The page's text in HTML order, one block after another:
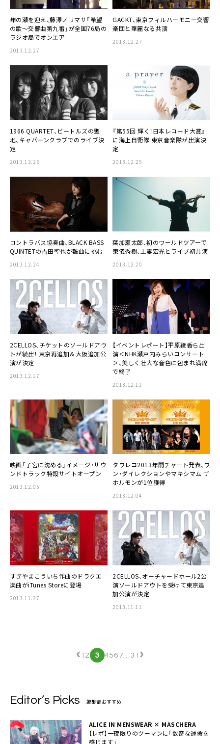
年の瀬を迎え、藤澤ノリマサ「希望
の歌～交響曲第九番」が全国76局の
ラジオ局でオンエア
2013.12.27
GACKT、東京フィルハーモニー交響
楽団と華麗なる共演
2013.12.27
1966 QUARTET、ビートルズの聖
地、キャバーンクラブでのライブ決
定
2013.12.26
『第55回 輝く！日本レコード大賞』
に海上自衛隊 東京音楽隊が出演決
定
2013.12.25
コントラバス協奏曲、 BLACK BASS
QUINTETの吉田聖也が難曲に挑む
2013.12.24
葉加瀬太郎、初のワールドツアーで
東儀秀樹、上妻宏光とライブ初共演
2013.12.20
2CELLOS、チケットのソールドアウ
トが続出！ 東京再追加＆大阪追加公
演が決定
2013.12.17
【イベントレポート】平原綾香ら出
演＜NHK瀬戸内みらいコンサート
＞、美しく壮大な音色に包まれ満席
で終了
2013.12.11
映画「子宮に沈める 」イメージ・サウ
ンドトラック特設サイトオープン
2013.12.05
タワレコ2013年間チャート発表、 ワ
ン・ダイレクションやマキシマム ザ
ホルモンが1位獲得
2013.12.04
すぎやまこういち作曲のドラクエ
楽曲がiTunes Storeに登場
2013.11.27
2CELLOS、オーチャードホール2公
演ソールドアウトを受けて東京追
加公演が決定
2013.11.11
‹1 2 3 4567 31 ›
Editor’s Picks 編集部おすすめ
ALICE IN MENSWEAR × MASCHERA
【レポ】一夜限りのツーマンに「数奇な運命を
感じます」